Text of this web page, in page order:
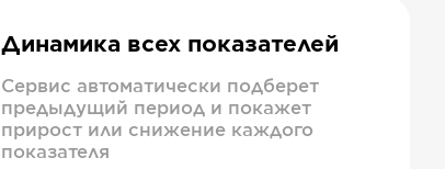
Динамика всех показателей
Сервис автоматически подберет
предыдущий период и покажет
прирост или снижение каждого
показателя